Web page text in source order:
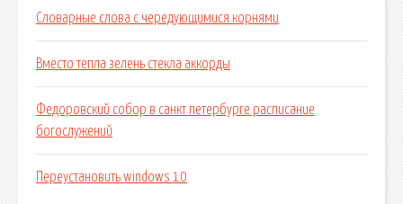
Словарные слова с чередующимися корнями
Вместо тепла зелень стекла аккорды
Федоровский собор в санкт петербурге расписание
богослужений
Переустановить windows 10